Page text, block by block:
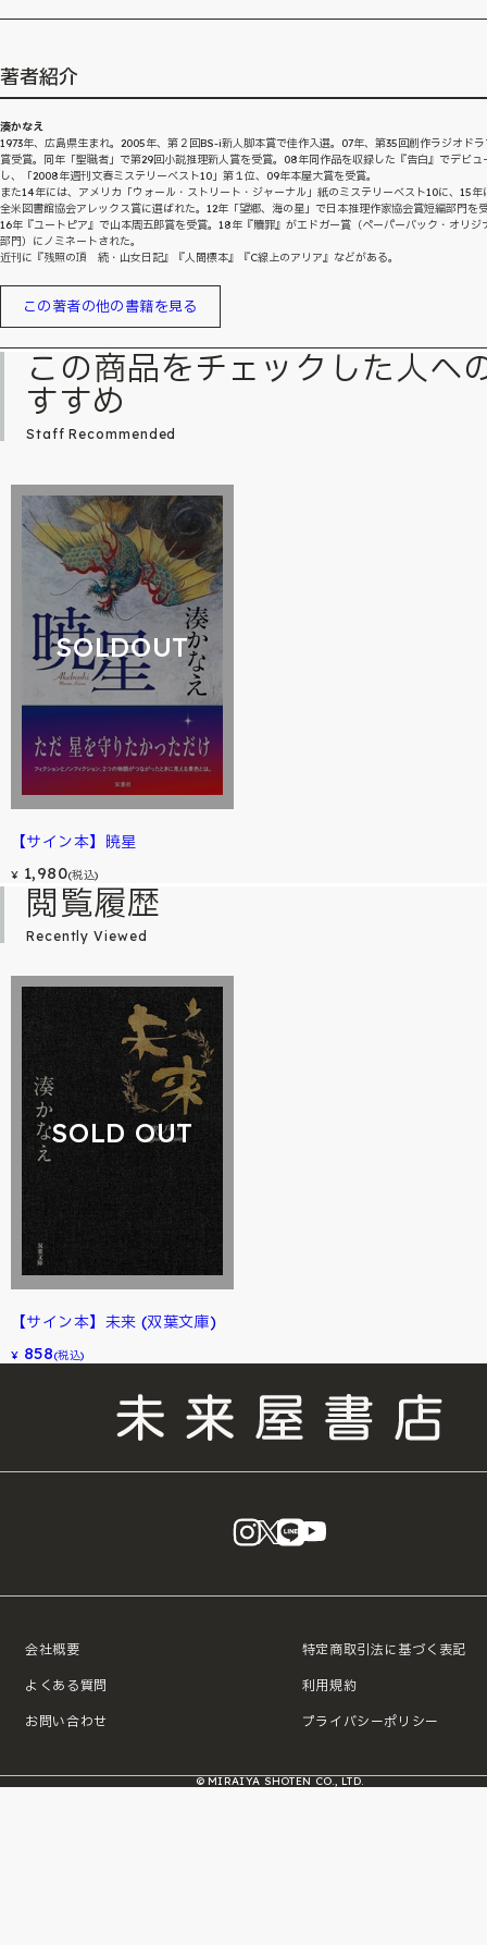
著者紹介
湊かなえ
1973年、広島県生まれ。2005年、第２回BS-i新人脚本賞で佳作入選。07年、第35回創作ラジオド
賞受賞。同年「聖職者」で第29回小説推理新人賞を受賞。08年同作品を収録した『告白』でデビュ
し、「2008年週刊文春ミステリーベスト10」第１位、09年本屋大賞を受賞。
また14年には、アメリカ「ウォール・ストリート・ジャーナル」紙のミステリーベスト10に、15年
全米図書館協会アレックス賞に選ばれた。12年「望郷、海の星」で日本推理作家協会賞短編部門を
16年『ユートピア』で山本周五郎賞を受賞。18年『贖罪』がエドガー賞（ペーパーバック・オリジ
部門）にノミネートされた。
近刊に『残照の頂 続・山女日記』『人間標本』『C線上のアリア』などがある。
この著者の他の書籍を見る
この商品をチェックした人へ
すすめ
Staff Recommended
SOLDOUT
【サイン本】暁星
¥ 1,980(税込)
閲覧履歴
Recently Viewed
SOLD OUT
【サイン本】未来 (双葉文庫)
¥ 858(税込)
instagram
X LINE
会社概要
よくある質問
お問い合わせ
特定商取引法に基づく表記
利用規約
プライバシーポリシー
© MIRAIYA SHOTEN CO., LTD.